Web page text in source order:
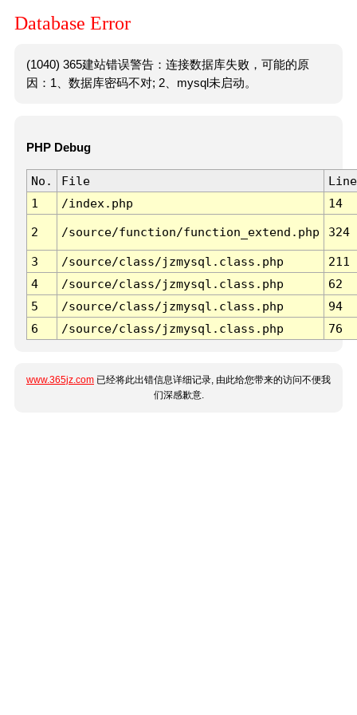
Database Error
(1040) 365建站错误警告：连接数据库失败，可能的原
因：1、数据库密码不对; 2、mysql未启动。
PHP Debug
No. File
Line
1
/index.php 14
2 /source/function/function_extend.php 324
3 /source/class/jzmysql.class.php
211
4
/source/class/jzmysql.class.php
62
5
/source/class/jzmysql.class.php
94
6
/source/class/jzmysql.class.php 76
www.365jz.com 已经将此出错信息详细记录, 由此给您带来的访问不便我
们深感歉意.